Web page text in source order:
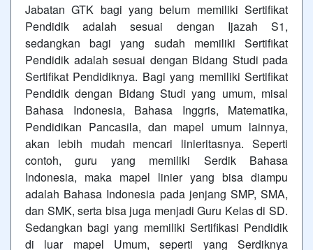
Jabatan GTK bagi yang belum memiliki Sertifikat
Pendidik adalah sesuai dengan Ijazah S1,
sedangkan bagi yang sudah memiliki Sertifikat
Pendidik adalah sesuai dengan Bidang Studi pada
Sertifikat Pendidiknya. Bagi yang memiliki Sertifikat
Pendidik dengan Bidang Studi yang umum, misal
Bahasa Indonesia, Bahasa Inggris, Matematika,
Pendidikan Pancasila, dan mapel umum lainnya,
akan lebih mudah mencari linieritasnya. Seperti
contoh, guru yang memiliki Serdik Bahasa
Indonesia, maka mapel linier yang bisa diampu
adalah Bahasa Indonesia pada jenjang SMP, SMA,
dan SMK, serta bisa juga menjadi Guru Kelas di SD.
Sedangkan bagi yang memiliki Sertifikasi Pendidik
di luar mapel Umum, seperti yang Serdiknya